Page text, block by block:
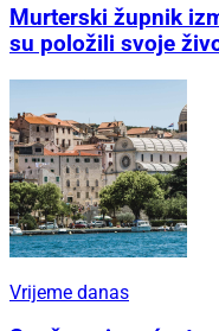
Murterski župnik
su položili svoje
Vrijeme danas